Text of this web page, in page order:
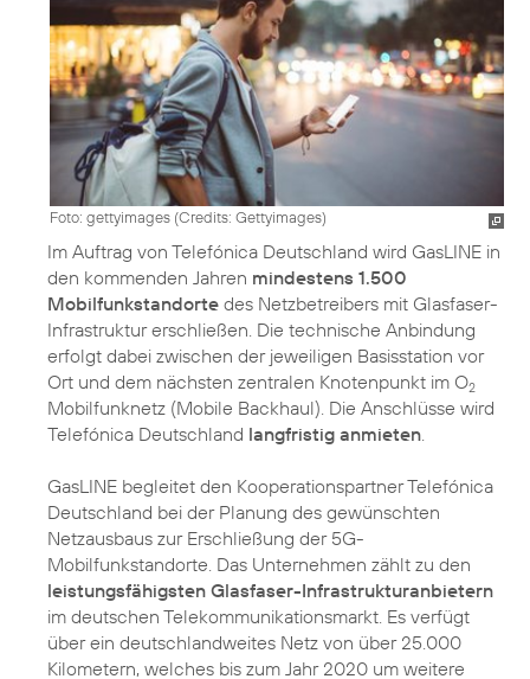
Foto: gettyimages (Credits: Gettyimages)
Im Auftrag von Telefónica Deutschland wird GasLINE in
den kommenden Jahren mindestens 1.500
Mobilfunkstandorte des Netzbetreibers mit Glasfaser-
Infrastruktur erschließen. Die technische Anbindung
erfolgt dabei zwischen der jeweiligen Basisstation vor
Ort und dem nächsten zentralen Knotenpunkt im O2
Mobilfunknetz (Mobile Backhaul). Die Anschlüsse wird
Telefónica Deutschland langfristig anmieten
GasLINE begleitet den Kooperationspartner Telefónica
Deutschland bei der Planung des gewünschten
Netzausbaus zur Erschließung der 5G-
Mobilfunkstandorte. Das Unternehmen zählt zu den
leistungsfähigsten Glasfaser-Infrastrukturanbietern
im deutschen Telekommunikationsmarkt. Es verfügt
über ein deutschlandweites Netz von über 25.000
Kilometern, welches bis zum Jahr 2020 um weitere